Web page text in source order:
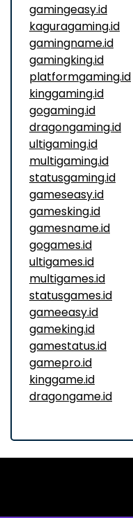
gamingeasy.id
kaguragaming.id
gamingname.id
gamingking.id
platformgaming.id
kinggaming.id
gogaming.id
dragongaming.id
ultigaming.id
multigaming.id
statusgaming.id
gameseasy.id
gamesking.id
gamesname.id
gogames.id
ultigames.id
multigames.id
statusgames.id
gameeasy.id
gameking.id
gamestatus.id
gamepro.id
kinggame.id
dragongame.id